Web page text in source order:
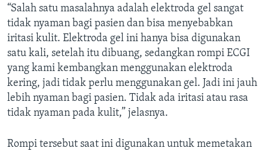
“Salah satu masalahnya adalah elektroda gel sangat
tidak nyaman bagi pasien dan bisa menyebabkan
iritasi kulit. Elektroda gel ini hanya bisa digunakan
satu kali, setelah itu dibuang, sedangkan rompi ECGI
yang kami kembangkan menggunakan elektroda
kering, jadi tidak perlu menggunakan gel. Jadi ini jauh
lebih nyaman bagi pasien. Tidak ada iritasi atau rasa
tidak nyaman pada kulit,” jelasnya.
Rompi tersebut saat ini digunakan untuk memetakan